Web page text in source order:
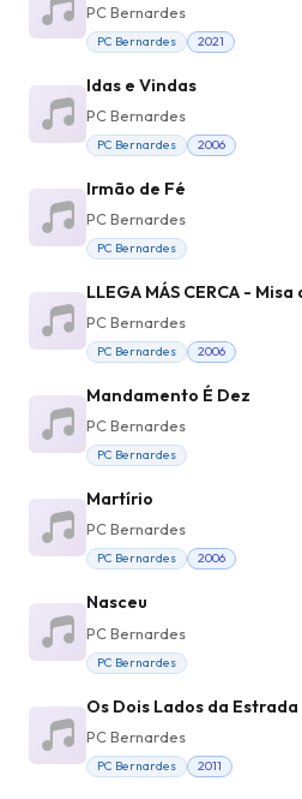
PC Bernardes
PC Bernardes 2021
Idas e Vindas
PC Bernardes
PC Bernardes 2006
Irmão de Fé
PC Bernardes
PC Bernardes
PC Bernardes
PC Bernardes 2006
Mandamento É Dez
PC Bernardes
PC Bernardes
Martírio
PC Bernardes
PC Bernardes 2006
Nasceu
PC Bernardes
PC Bernardes
Os Dois Lados da Estrada
PC Bernardes
PC Bernardes 2011